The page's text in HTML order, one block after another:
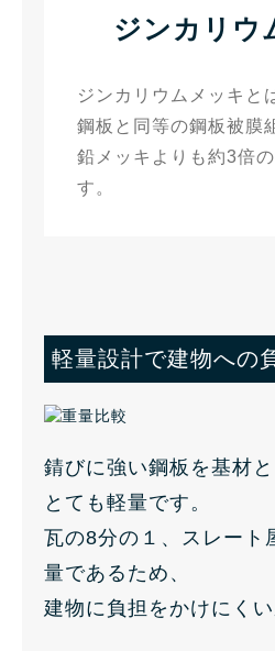
ジンカリウ
ジンカリウムメッキと
鋼板と同等の鋼板被膜
鉛メッキよりも約3倍
す。
軽量設計で建物への
錆びに強い鋼板を基材
とても軽量です。
瓦の8分の１、スレート
量であるため、
建物に負担をかけにくい